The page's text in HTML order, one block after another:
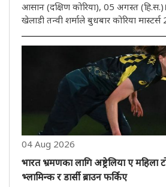
आसान (दक्षिण कोरिया), 05 अगस्त
खेलाडी तन्वी शर्माले बुधबार कोरिया
एकलको दोस्रो चरणमा प्रवेश गरेकी छिन्।
वर्षीया तन्वीले चीनकी युआन आन चीलाई
04 Aug 2026
भारत भ्रमणका लागि अष्ट्रेलिया ए महिला
भ्लामिन्क र डार्सी ब्राउन फर्किए